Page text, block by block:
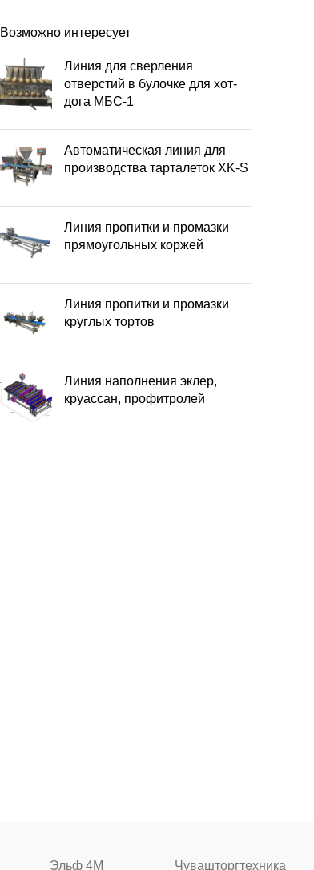
Возможно интересует
Линия для сверления
отверстий в булочке для хот-
дога МБС-1
Автоматическая линия для
производства тарталеток XK-S
Линия пропитки и промазки
прямоугольных коржей
Линия пропитки и промазки
круглых тортов
Линия наполнения эклер,
круассан, профитролей
Эльф 4М Чувашторгтехника